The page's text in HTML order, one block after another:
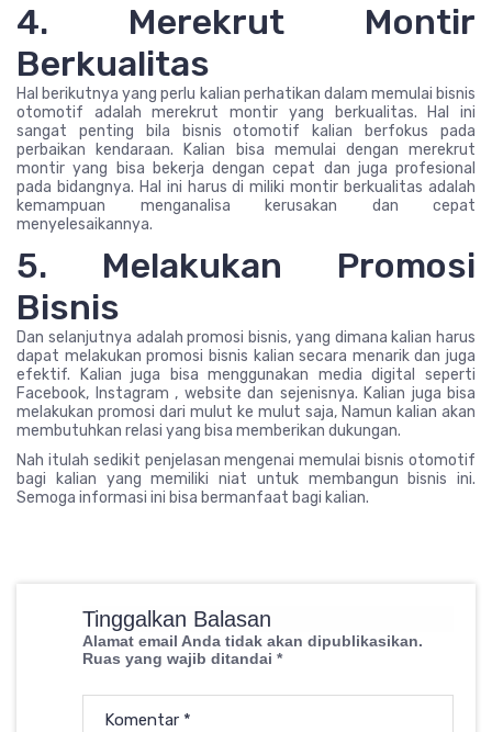
4. Merekrut Montir
Berkualitas
Hal berikutnya yang perlu kalian perhatikan dalam memulai bisnis
otomotif adalah merekrut montir yang berkualitas. Hal ini
sangat penting bila bisnis otomotif kalian berfokus pada
perbaikan kendaraan. Kalian bisa memulai dengan merekrut
montir yang bisa bekerja dengan cepat dan juga profesional
pada bidangnya. Hal ini harus di miliki montir berkualitas adalah
kemampuan menganalisa kerusakan dan cepat
menyelesaikannya.
5. Melakukan Promosi
Bisnis
Dan selanjutnya adalah promosi bisnis, yang dimana kalian harus
dapat melakukan promosi bisnis kalian secara menarik dan juga
efektif. Kalian juga bisa menggunakan media digital seperti
Facebook, Instagram , website dan sejenisnya. Kalian juga bisa
melakukan promosi dari mulut ke mulut saja, Namun kalian akan
membutuhkan relasi yang bisa memberikan dukungan.
Nah itulah sedikit penjelasan mengenai memulai bisnis otomotif
bagi kalian yang memiliki niat untuk membangun bisnis ini.
Semoga informasi ini bisa bermanfaat bagi kalian.
Tinggalkan Balasan
Alamat email Anda tidak akan dipublikasikan.
Ruas yang wajib ditandai *
Komentar *